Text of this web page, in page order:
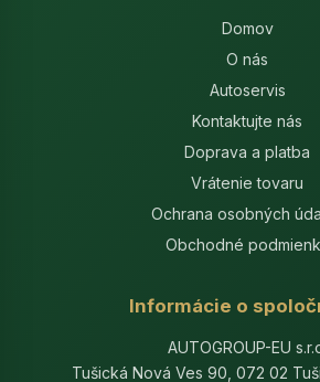
Domov
O nás
Autoservis
Kontaktujte nás
Doprava a platba
Vrátenie tovaru
Ochrana osobných
Obchodné
Informácie o
AUTOGROUP-EU
Tušická Nová Ves 90, 072 02